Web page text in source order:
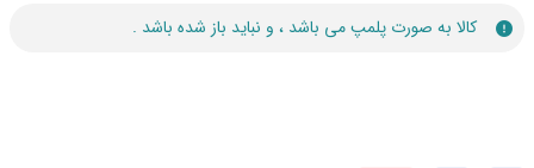
کالا به صورت پلمپ می باشد ، و نباید باز شده باشد .